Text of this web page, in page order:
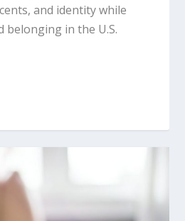
and identity while
belonging in the U.S.